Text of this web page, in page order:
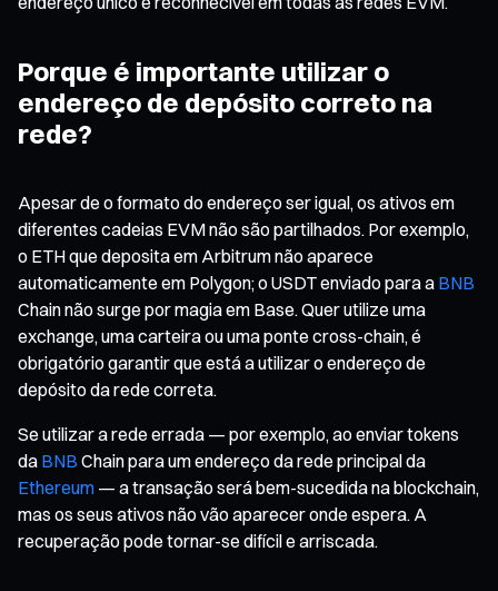
Porque é importante utilizar o
endereço de depósito correto na
rede?
Apesar de o formato do endereço ser igual, os ativos em
diferentes cadeias EVM não são partilhados. Por exemplo,
o ETH que deposita em Arbitrum não aparece
automaticamente em Polygon; o USDT enviado para a BNB
Chain não surge por magia em Base. Quer utilize uma
exchange, uma carteira ou uma ponte cross-chain, é
obrigatório garantir que está a utilizar o endereço de
depósito da rede correta.
Se utilizar a rede errada — por exemplo, ao enviar tokens
da BNB Chain para um endereço da rede principal da
Ethereum — a transação será bem-sucedida na blockchain,
mas os seus ativos não vão aparecer onde espera. A
recuperação pode tornar-se difícil e arriscada.